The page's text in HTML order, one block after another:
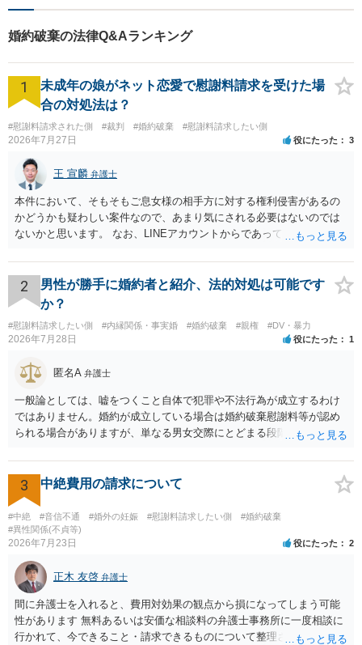
婚約破棄の法律Q&Aランキング
1
未成年の娘がネット恋愛で慰謝料請求を受けた場
合の対処法は？
#慰謝料請求された側 #裁判 #婚約破棄 #慰謝料請求したい側
2026年7月27日 役にたった 3
王 宣麟 弁護士
本件において、そもそもご息女様の相手方に対する権利侵害があるの
かどうかも疑わしい案件なので、あまり気にされる必要はないのでは
ないかと思います。 なお、LINEアカウントからであっても、そこに紐
るパターンはありえるものの、本件のような精神的損害が発生したと
明確にいえないような案件において開示がなされる可能性も低いので
はないかと推察します。
2
男性が勝手に婚約者と紹介、法的対処は可能です
か？
#慰謝料請求したい側 #内縁関係・事実婚 #婚約破棄 #親権 #DV・暴力
2026年7月28日 役にたった 1
匿名A 弁護士
一般論としては、嘘をつくこと自体で犯罪や不法行為が成立するわけ
ではありません。婚約が成立している場合は婚約破棄慰謝料等が認め
られる場合がありますが、単なる男女交際にとどまる段階の場合、独
慰謝料は生じないことが多いと思われます。 お怒りはごもっともです
が、仮に交際を進めたとしても後に相手を信頼できなくなる可能性が
高かったということですので、むしろ結婚しなくてよかったと割り切
って、交際を終わらせるのがよいと思います。
3 中絶費用の請求について
#中絶 #音信不通 #婚外の妊娠 #慰謝料請求したい側
#婚約破棄
#異性関係(不貞等)
2026年7月23日 役にたった 2
正木 友啓 弁護士
間に弁護士を入れると、費用対効果の観点から損になってしまう可能
性があります 無料あるいは安価な相談料の弁護士事務所に一度相談に
行かれて、今できること・請求できるものについて整理されるのがよ